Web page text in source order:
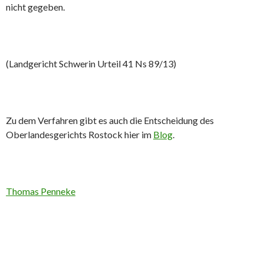
nicht gegeben.
(Landgericht Schwerin Urteil 41 Ns 89/13)
Zu dem Verfahren gibt es auch die Entscheidung des
Oberlandesgerichts Rostock hier im Blog
Thomas Penneke